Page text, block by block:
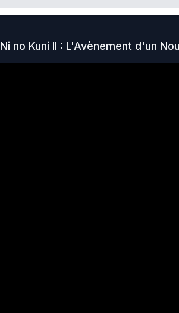
Ni no Kuni II : L'Avènement d'un